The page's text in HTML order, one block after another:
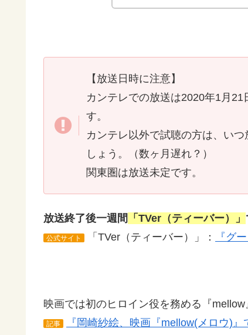
【放送日時に注意】
カンテレでの放送は2020年1月
す。
カンテレ以外で試聴の方は、い
しょう。（数ヶ月遅れ？）
関東圏は放送未定です。
放送終了後一週間 「TVer（ティーバー）」
公式サイト 「TVer（ティーバー）」： 『グ
映画では初のヒロイン役を務める『mellow
記事
『岡崎紗絵、映画『mellow(メロウ)